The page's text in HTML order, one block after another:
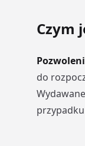
Czym
do